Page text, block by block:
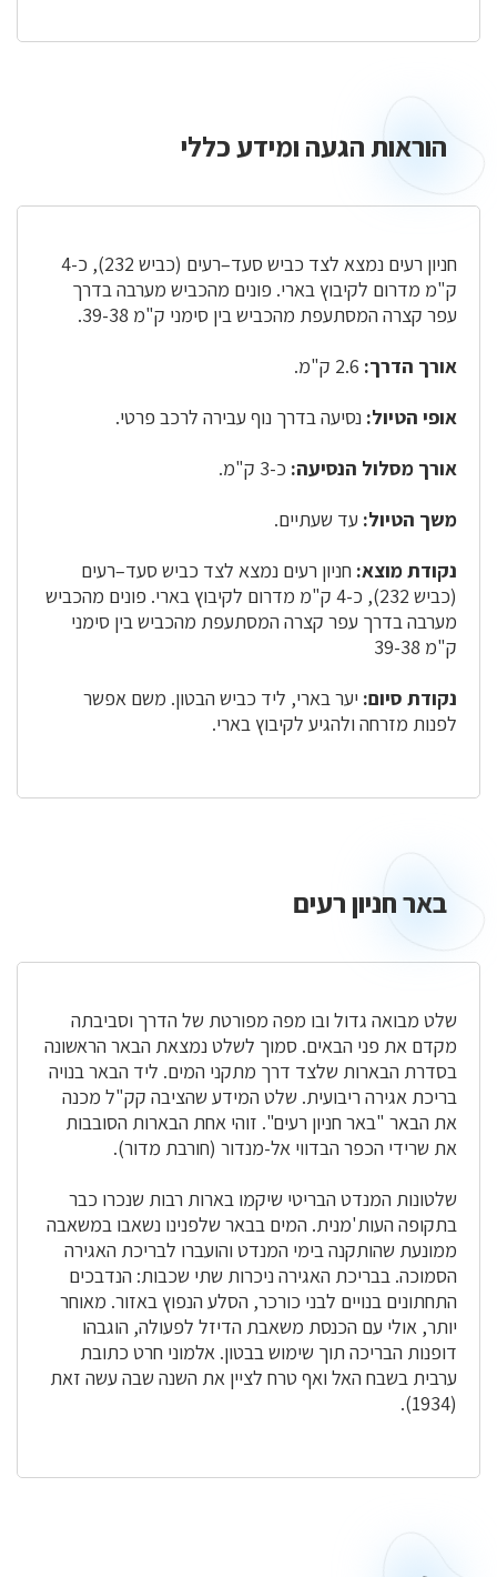
הוראותהוראות הגעה ומידע כללי
חניון רעים נמצא לצד כביש סעד–רעים (כביש 232), כ-4
ק"מ מדרום לקיבוץ בארי. פונים מהכביש מערבה בדרך
עפר קצרה המסתעפת מהכביש בין סימני ק"מ 39-38.
אורך הדרך:
אופי הטיול: נסיעה בדרך נוף עבירה לרכב פרטי.
אורך מסלול הנסיעה: כ-3 ק"מ.
משך הטיול: עד שעתיים.
נקודת מוצא: חניון רעים נמצא לצד כביש סעד–רעים
(כביש 232), כ-4 ק"מ מדרום לקיבוץ בארי. פונים מהכביש
מערבה בדרך עפר קצרה המסתעפת מהכביש בין סימני
ק"מ 39-38
נקודת סיום: יער בארי, ליד כביש הבטון. משם אפשר
לפנות מזרחה ולהגיע לקיבוץ בארי.
באר חניון רעים
שלט מבואה גדול ובו מפה מפורטת של הדרך וסביבתה
מקדם את פני הבאים. סמוך לשלט נמצאת הבאר הראשונה
בסדרת הבארות שלצד דרך מתקני המים. ליד הבאר בנויה
בריכת אגירה ריבועית. שלט המידע שהציבה קק"ל מכנה
את הבאר "באר חניון רעים". זוהי אחת הבארות הסובבות
את שרידי הכפר הבדווי אל-מנדור (חורבת מדור).
שלטונות המנדט הבריטי שיקמו בארות רבות שנכרו כבר
בתקופה העות'מנית. המים בבאר שלפנינו נשאבו במשאבה
ממונעת שהותקנה בימי המנדט והועברו לבריכת האגירה
הסמוכה. בבריכת האגירה ניכרות שתי שכבות: הנדבכים
התחתונים בנויים לבני כורכר, הסלע הנפוץ באזור. מאוחר
יותר, אולי עם הכנסת משאבת הדיזל לפעולה, הוגבהו
דופנות הבריכה תוך שימוש בבטון. אלמוני חרט כתובת
ערבית בשבח האל ואף טרח לציין את השנה שבה עשה זאת
(1934).